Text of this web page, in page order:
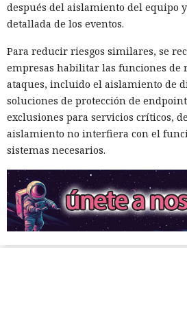
después del aislamiento del equipo
detallada de los eventos.
Para reducir riesgos similares, se
empresas habilitar las funciones de
ataques, incluido el aislamiento de
soluciones de protección de
exclusiones para servicios críticos,
aislamiento no interfiera con el
sistemas necesarios.